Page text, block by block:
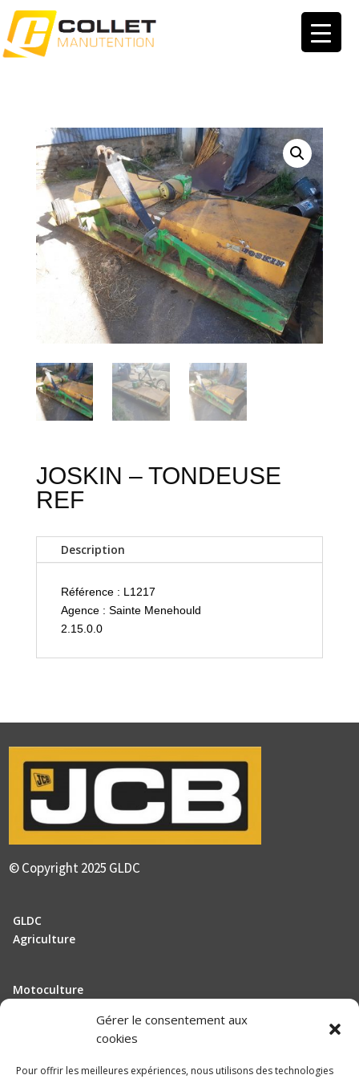
Gérer le consentement aux
cookies
Pour offrir les meilleures expériences, nous utilisons des technologies
JOSKIN – TONDEUSE
REF
Description
Référence : L1217
Agence : Sainte Menehould
2.15.0.0
© Copyright 2025 GLDC
GLDC
Agriculture
Motoculture